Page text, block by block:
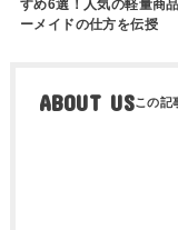
すめ6選！人気の軽量商
ーメイドの仕方を伝授
ABOUT US